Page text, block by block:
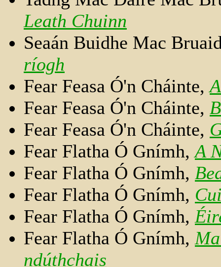
Leath Chuinn
Seaán Buidhe Mac
ríogh
Fear Feasa Ó'n Cháinte,
Fear Feasa Ó'n Cháinte,
Fear Feasa Ó'n Cháinte,
Fear Flatha Ó Gnímh,A
Fear Flatha Ó Gnímh,
Fear Flatha Ó Gnímh,
Fear Flatha Ó Gnímh,
Fear Flatha Ó Gnímh,
ndúthchais